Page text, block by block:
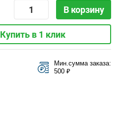
В корзину
Купить в 1 клик
Мин.сумма заказа:
500 ₽